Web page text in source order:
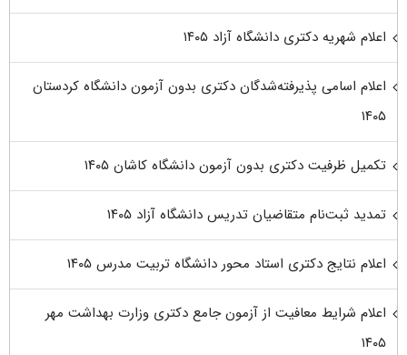
اعلام شهریه دکتری دانشگاه آزاد ۱۴۰۵
اعلام اسامی پذیرفته‌شدگان دکتری بدون آزمون دانشگاه کردستان
۱۴۰۵
تکمیل ظرفیت دکتری بدون آزمون دانشگاه کاشان ۱۴۰۵
تمدید ثبت‌نام متقاضیان تدریس دانشگاه آزاد ۱۴۰۵
اعلام نتایج دکتری استاد محور دانشگاه تربیت مدرس ۱۴۰۵
اعلام شرایط معافیت از آزمون جامع دکتری وزارت بهداشت مهر
۱۴۰۵